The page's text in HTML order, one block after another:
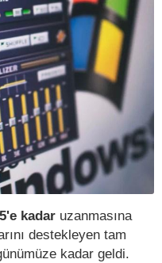
kadar uzanmasına
destekleyen tam
kadar geldi.